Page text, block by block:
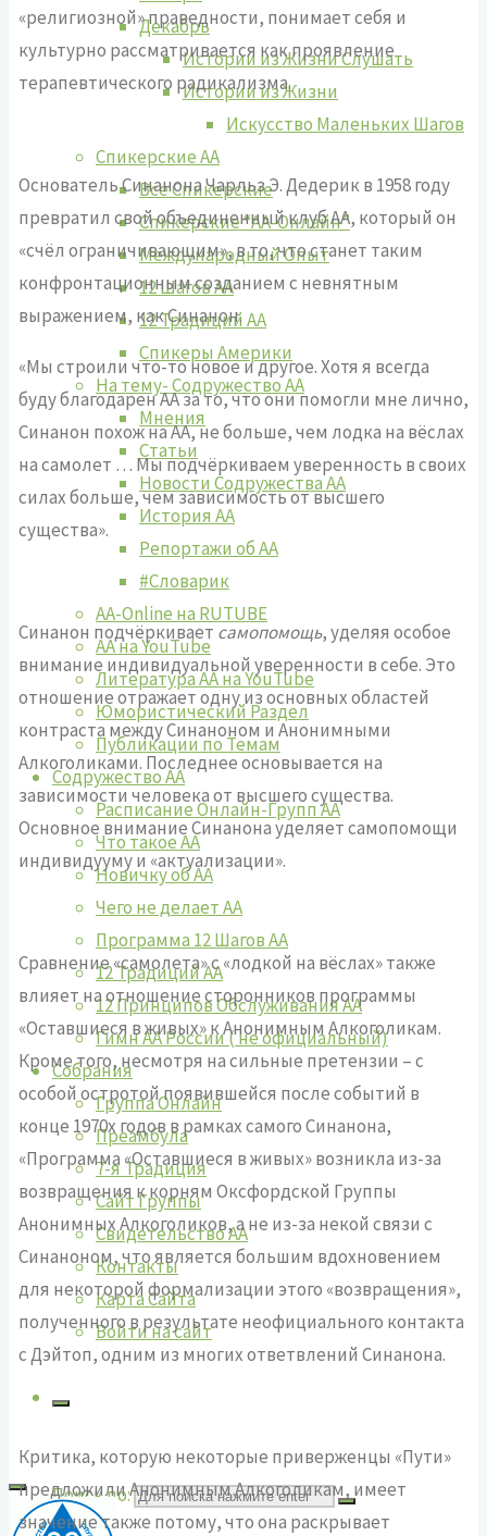
Декабрь
Истории из Жизни Слушать
Истории из Жизни
Искусство Маленьких Шагов
Спикерские АА
Все Спикерские
Спикерские “АА-Онлайн”
Международный Опыт
12 Шагов АА
12 Традиций АА
Спикеры Америки
На тему- Содружество АА
Мнения
Статьи
Новости Содружества АА
История АА
Репортажи об АА
#Словарик
AA-Online на RUTUBE
АA на YouTube
Литература АА на YouTube
Юмористический Раздел
Публикации по Темам
Содружество АА
Расписание Онлайн-Групп АА
Что такое АА
Новичку об АА
Чего не делает АА
Программа 12 Шагов АА
12 Традиций АА
12 Принципов Обслуживания АА
Гимн АА России ( не официальный)
Собрания
Группа Онлайн
Преамбула
7-я Традиция
Сайт Группы
Свидетельство АА
Контакты
Карта Сайта
Войти на сайт
Поиск по:
«религиозной» праведности, понимает себя и
культурно рассматривается как проявление
терапевтического радикализма.
Основатель Синанона Чарльз Э. Дедерик в 1958 году
превратил свой объединенный клуб АА, который он
«счёл ограничивающим», в то, что станет таким
конфронтационным созданием с невнятным
выражением, как Синанон.
«Мы строили что-то новое и другое. Хотя я всегда
буду благодарен АА за то, что они помогли мне лично,
Синанон похож на АА, не больше, чем лодка на вёслах
на самолет … Мы подчёркиваем уверенность в своих
силах больше, чем зависимость от высшего
существа».
Синанон подчёркивает самопомощь, уделяя особое
внимание индивидуальной уверенности в себе. Это
отношение отражает одну из основных областей
контраста между Синаноном и Анонимными
Алкоголиками. Последнее основывается на
зависимости человека от высшего существа.
Основное внимание Синанона уделяет самопомощи
индивидууму и «актуализации».
Сравнение «самолета» с «лодкой на вёслах» также
влияет на отношение сторонников программы
«Оставшиеся в живых» к Анонимным Алкоголикам.
Кроме того, несмотря на сильные претензии – с
особой остротой появившейся после событий в
конце 1970х годов в рамках самого Синанона,
«Программа «Оставшиеся в живых» возникла из-за
возвращения к корням Оксфордской Группы
Анонимных Алкоголиков, а не из-за некой связи с
Синаноном, что является большим вдохновением
для некоторой формализации этого «возвращения»,
полученного в результате неофициального контакта
с Дэйтоп, одним из многих ответвлений Синанона.
Критика, которую некоторые приверженцы «Пути»
предложили Анонимным Алкоголикам, имеет
значение также потому, что она раскрывает